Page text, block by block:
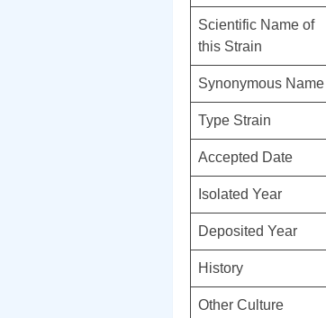
Scientific Name of
this Strain
Synonymous Name
Type Strain
Accepted Date
Isolated Year
Deposited Year
History
Other Culture